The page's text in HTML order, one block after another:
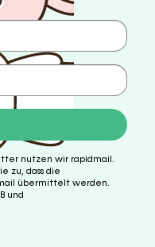
nutzen wir rapidmail.
zu, dass die
übermittelt werden.
und